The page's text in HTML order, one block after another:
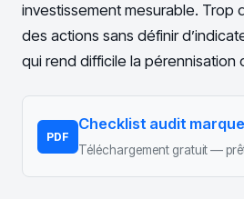
investissement mesurable. Trop
des actions sans définir
qui rend difficile la pérennisation
PDF
Checklist audit
Téléchargement gratuit —